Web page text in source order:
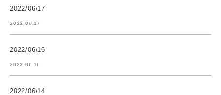
2022/06/17
2022.06.17
2022/06/16
2022.06.16
2022/06/14